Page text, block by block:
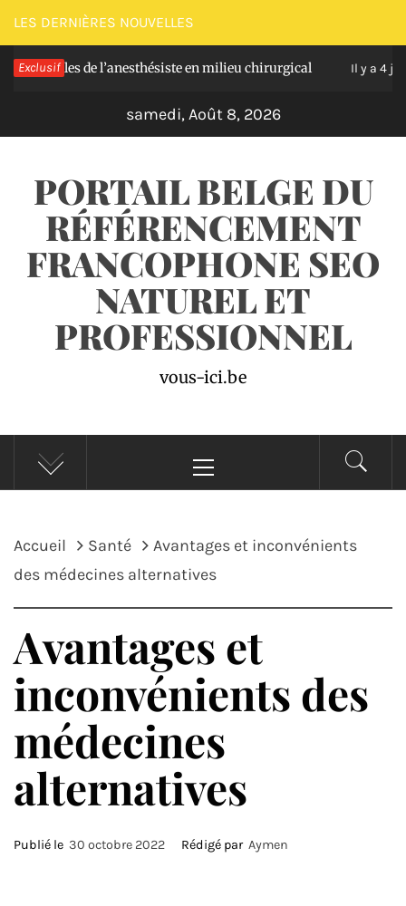
Passer
au
contenu
LES DERNIÈRES NOUVELLES
Exclusif
de l’anesthésiste en milieu chirurgical Il y a 4 jours
samedi, Août 8, 2026
PORTAIL BELGE DU
RÉFÉRENCEMENT
FRANCOPHONE SEO
NATUREL ET
PROFESSIONNEL
vous-ici.be
principal
Accueil Santé
Avantages et inconvénients
des médecines alternatives
Avantages et
inconvénients des
médecines
alternatives
Publié le 30 octobre 2022 Rédigé par Aymen